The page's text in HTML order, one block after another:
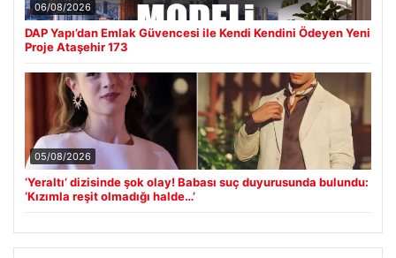
06/08/2026
DAP Yapı’dan Emlak Güvencesi ile Kendi Kendini Ödeyen Yeni
Proje Ataşehir 173
05/08/2026
‘Yeraltı’ dizisinde şok olay! Babası suç duyurusunda bulundu:
‘Kızımla reşit olmadığı halde…’